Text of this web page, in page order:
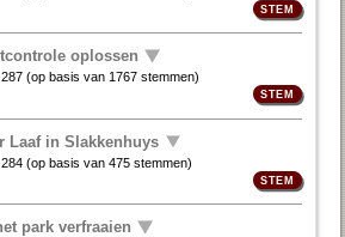
oplossen
287 (op basis van 1767 stemmen)
Laaf in Slakkenhuys
284 (op basis van475 stemmen)
park verfraaien